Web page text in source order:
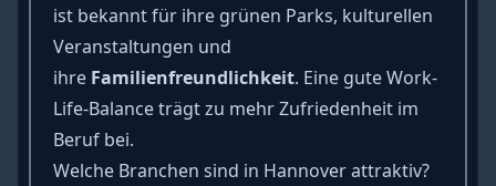
ist bekannt für ihre grünen Parks, kulturellen
Veranstaltungen und
ihre Familienfreundlichkeit. Eine gute Work-
Life-Balance trägt zu mehr Zufriedenheit im
Beruf bei.
Welche Branchen sind in Hannover attraktiv?